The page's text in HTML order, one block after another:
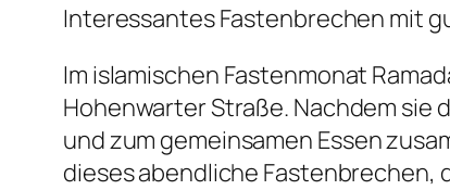
Interessantes Fastenbrechen mit
Im islamischen Fastenmonat
Hohenwarter Straße. Nachdem sie
und zum gemeinsamen Essen
dieses abendliche Fastenbrechen,